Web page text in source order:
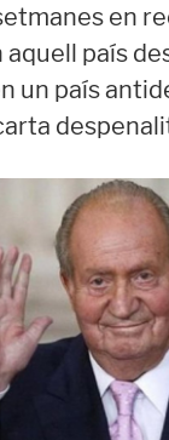
en
país
un país